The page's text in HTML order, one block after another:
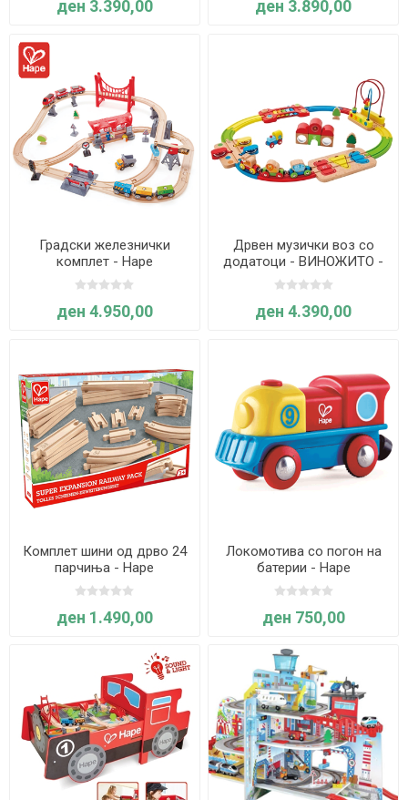
ден 3.390,00 ден 3.890,00
Градски железнички
комплет - Hape
ден 4.950,00
Дрвен музички воз со
додатоци - ВИНОЖИТО -
Hape
ден 4.390,00
Комплет шини од дрво 24
парчиња - Hape
ден 1.490,00
Локомотива со погон на
батерии - Hape
ден 750,00